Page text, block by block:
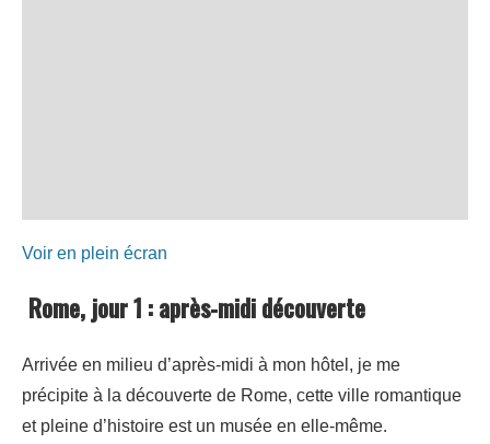
Voir en plein écran
Rome, jour 1 : après-midi découverte
Arrivée en milieu d’après-midi à mon hôtel, je me
précipite à la découverte de Rome, cette ville romantique
et pleine d’histoire est un musée en elle-même.